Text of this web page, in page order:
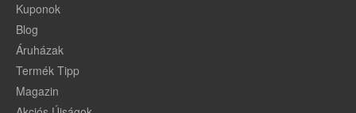
Kuponok
Blog
Áruházak
Termék Tipp
Magazin